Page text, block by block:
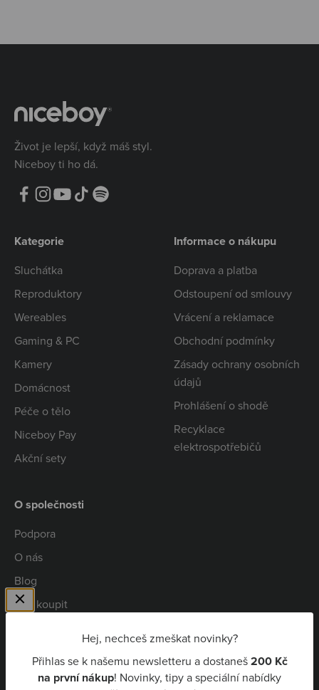
Hej, nechceš zmeškat novinky?
Přihlas se k našemu newsletteru a dostaneš200 Kč
na první nákup! Novinky, tipy a speciální nabídky
Život je lepší, když máš styl.
Niceboy ti ho dá.
Kategorie
Sluchátka
Reproduktory
Wereables
Gaming & PC
Kamery
Domácnost
Péče o tělo
Niceboy Pay
Akční sety
Informace o nákupu
Doprava a platba
Odstoupení od smlouvy
Vrácení a reklamace
Obchodní podmínky
Zásady ochrany osobních
údajů
Prohlášení o shodě
Recyklace
elektrospotřebičů
O společnosti
Podpora
O nás
Blog
Kde koupit
Niceboy Pay